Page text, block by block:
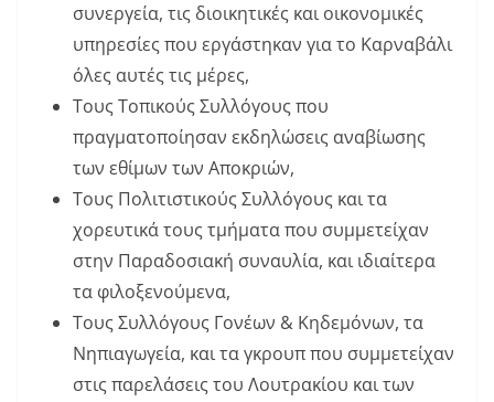
συνεργεία, τις διοικητικές και οικονομικές
υπηρεσίες που εργάστηκαν για το Καρναβάλι
όλες αυτές τις μέρες,
Τους Τοπικούς Συλλόγους που
πραγματοποίησαν εκδηλώσεις αναβίωσης
των εθίμων των Αποκριών,
Τους Πολιτιστικούς Συλλόγους και τα
χορευτικά τους τμήματα που συμμετείχαν
στην Παραδοσιακή συναυλία, και ιδιαίτερα
τα φιλοξενούμενα,
Τους Συλλόγους Γονέων & Κηδεμόνων, τα
Νηπιαγωγεία, και τα γκρουπ που συμμετείχαν
στις παρελάσεις του Λουτρακίου και των